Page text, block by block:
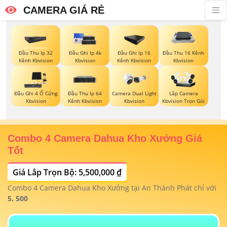
CAMERA GIÁ RẺ
Đầu Thu Ip 32
Kênh Kbvision
Đầu Ghi Ip 4k
Kbvision
Đầu Ghi Ip 16
Kênh Kbvision
Đầu Thu 16 Kênh
Kbvision
Đầu Ghi 4 Ổ Cứng
Kbvision
Đầu Thu Ip 64
Kênh Kbvision
Camera Dual Light
Kbvision
Lắp Camera
Kbvision Trọn Gói
Combo 4 Camera Dahua Kho Xưởng Giá
Tốt
Giá Lắp Trọn Bộ: 5,500,000 ₫
Combo 4 Camera Dahua Kho Xưởng tại An Thành Phát chỉ với
5. 500